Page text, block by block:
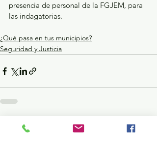
presencia de personal de la FGJEM, para
las indagatorias.
¿Qué pasa en tus municipios?
Seguridad y Justicia
Entradas recientes Ver todo